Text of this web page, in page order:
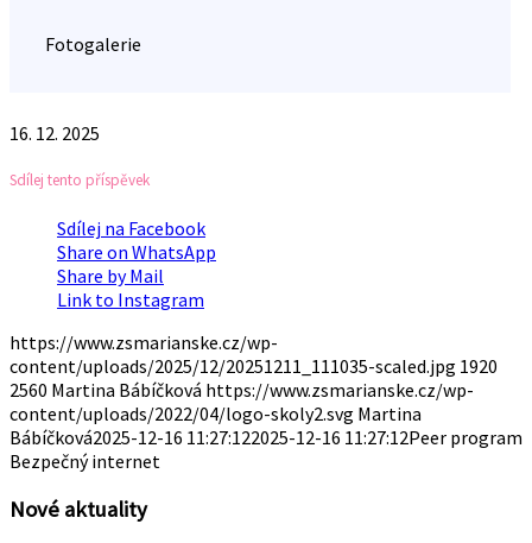
Fotogalerie
16. 12. 2025
Sdílej tento příspěvek
Sdílej na Facebook
Share on WhatsApp
Share by Mail
Link to Instagram
https://www.zsmarianske.cz/wp-
content/uploads/2025/12/20251211_111035-scaled.jpg 1920
2560 Martina Bábíčková https://www.zsmarianske.cz/wp-
content/uploads/2022/04/logo-skoly2.svg Martina
Bábíčková2025-12-16 11:27:122025-12-16 11:27:12Peer program
Bezpečný internet
Nové aktuality